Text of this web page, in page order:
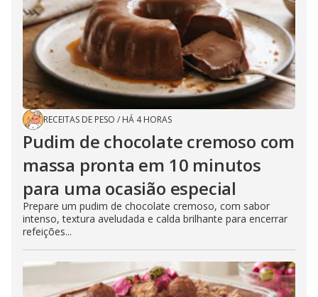
RECEITAS DE PESO / HÁ 4 HORAS
Pudim de chocolate cremoso com
massa pronta em 10 minutos
para uma ocasião especial
Prepare um pudim de chocolate cremoso, com sabor
intenso, textura aveludada e calda brilhante para encerrar
refeições...